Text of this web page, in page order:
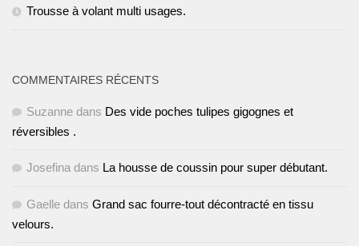
Trousse à volant multi usages.
COMMENTAIRES RÉCENTS
Suzanne dans Des vide poches tulipes gigognes et
réversibles .
Josefina dans La housse de coussin pour super débutant.
Gaelle dans Grand sac fourre-tout décontracté en tissu
velours.